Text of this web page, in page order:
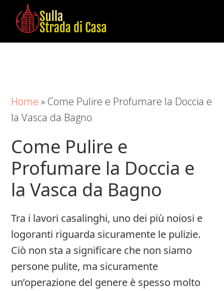
main
primary
footer
Sulla
in
Casa
Home » Come Pulire e Profumare la Doccia e
la Vasca da Bagno
Come Pulire e
Profumare la Doccia e
la Vasca da Bagno
Tra i lavori casalinghi, uno dei più noiosi e
logoranti riguarda sicuramente le pulizie.
Ciò non sta a significare che non siamo
persone pulite, ma sicuramente
un’operazione del genere è spesso molto